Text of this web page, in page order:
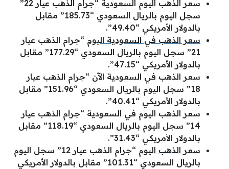
سعر الذهب اليوم السعودية “جرام الذهب عيار 22”
سجل اليوم بالريال السعودي “185.73” مقابل
بالدولار الأمريكي “49.40”.
سعر الذهب في السعودية اليوم “جرام الذهب عيار
21” سجل اليوم بالريال السعودي “177.29” مقابل
بالدولار الأمريكي “47.15”.
سعر الذهب في السعودية الآن “جرام الذهب عيار
18” سجل اليوم بالريال السعودي “151.96” مقابل
بالدولار الأمريكي “40.41”.
سعر الذهب اليوم في السعودية “جرام الذهب عيار
14” سجل اليوم بالريال السعودي “118.19” مقابل
بالدولار الأمريكي “31.43”.
سعر الذهب اليوم
“جرام الذهب عيار 12” سجل اليوم
بالريال السعودي “101.31” مقابل بالدولار الأمريكي